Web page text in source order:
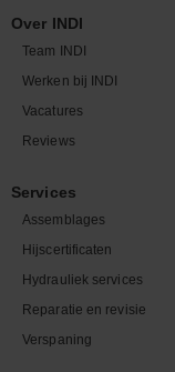
Over INDI
Team INDI
Werken bij INDI
Vacatures
Reviews
Services
Assemblages
Hijscertificaten
Hydrauliek services
Reparatie en revisie
Verspaning